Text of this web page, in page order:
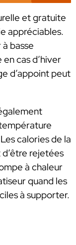
et gratuite
appréciables.
basse
cas d’hiver
d’appoint peut
calories de la
rejetées
à chaleur
quand les
à supporter.